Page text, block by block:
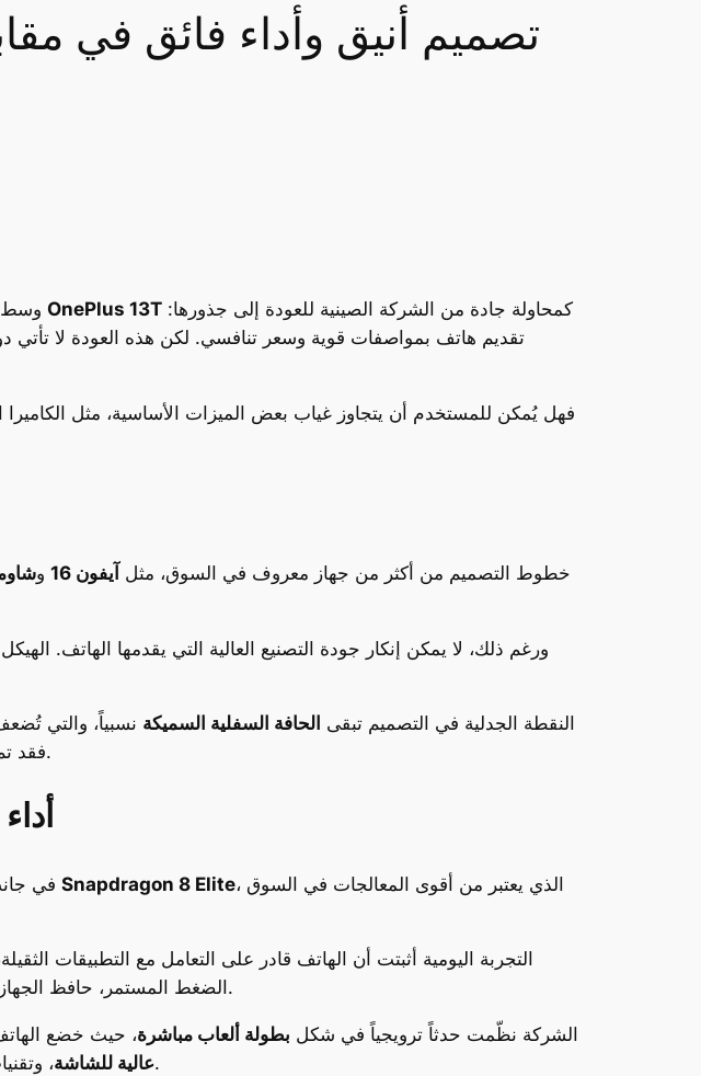
OnePlus 13T
تقديم هاتف بمواصفات قوية وسعر تنافسي. لكن هذه العودة لا تأتي
فهل يُمكن للمستخدم أن يتجاوز غياب بعض الميزات الأساسية، مثل
من النظرة الأولى، يبدو تصميم OnePlus 13T مألوفاً جداً. فقد استلهمت OnePlus خطوط التصميم من أكثر من جهاز معروف في السوق، مثل آيفون 16 و
ورغم ذلك، لا يمكن إنكار جودة التصنيع العالية التي يقدمها الهاتف.
النقطة الجدلية في التصميم تبقى الحافة السفلية السميكة نسبياً، والتي
فقد تم دمجها بطريقة أنيقة في الزاوية العلوية، ما يجعل الهاتف مريحاً في الإمساك والتصوير.
Snapdragon 8 Elite، الذي يعتبر من أقوى المعالجات في السوق
التجربة اليومية أثبتت أن الهاتف قادر على التعامل مع التطبيقات
الضغط المستمر، حافظ مدمج بالهيكل.
الشركة نظّمت حدثاً ترويجياً في شكل بطولة ألعاب مباشرة، حيث خضع الهاتف
عالية للشاشة، لإدارة الطاقة وتوزيع الموارد.